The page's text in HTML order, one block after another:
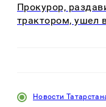
Прокурор,
трактором, ушел
Новости